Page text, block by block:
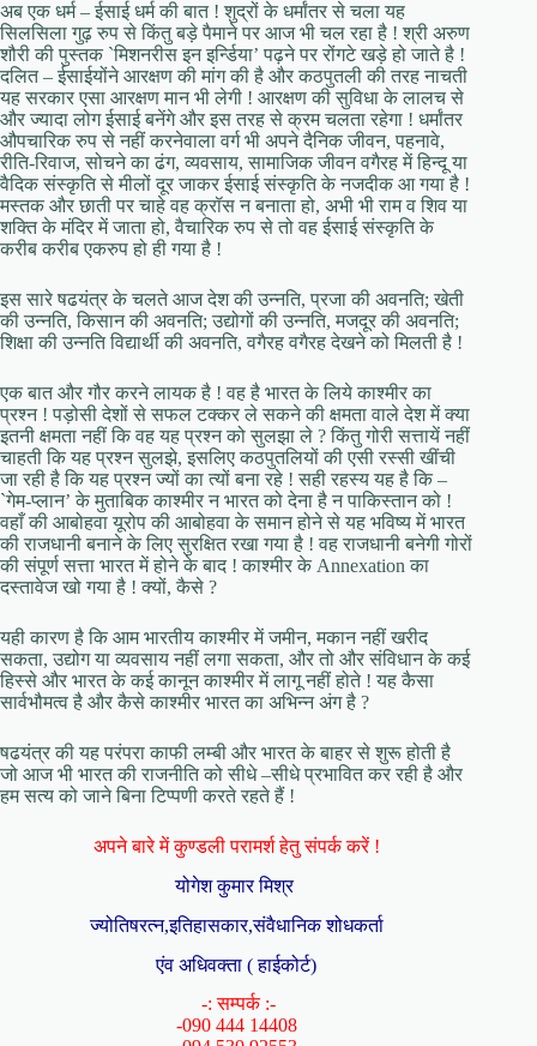
अब एक धर्म – ईसाई धर्म की बात ! शुद्रों के धर्मांतर से चला यह
सिलसिला गुढ़ रुप से किंतु बड़े पैमाने पर आज भी चल रहा है ! श्री अरुण
शौरी की पुस्तक `मिशनरीस इन इर्न्डिया’ पढ़ने पर रोंगटे खड़े हो जाते है !
दलित – ईसाईयोंने आरक्षण की मांग की है और कठपुतली की तरह नाचती
यह सरकार एसा आरक्षण मान भी लेगी ! आरक्षण की सुविधा के लालच से
और ज्यादा लोग ईसाई बनेंगे और इस तरह से क्रम चलता रहेगा ! धर्मांतर
औपचारिक रुप से नहीं करनेवाला वर्ग भी अपने दैनिक जीवन, पहनावे,
रीति-रिवाज, सोचने का ढंग, व्यवसाय, सामाजिक जीवन वगैरह में हिन्दू या
वैदिक संस्कृति से मीलों दूर जाकर ईसाई संस्कृति के नजदीक आ गया है !
मस्तक और छाती पर चाहे वह क्रॉस न बनाता हो, अभी भी राम व शिव या
शक्ति के मंदिर में जाता हो, वैचारिक रुप से तो वह ईसाई संस्कृति के
करीब करीब एकरुप हो ही गया है !
इस सारे षढयंत्र के चलते आज देश की उन्नति, प्रजा की अवनति; खेती
की उन्नति, किसान की अवनति; उद्योगों की उन्नति, मजदूर की अवनति;
शिक्षा की उन्नति विद्यार्थी की अवनति, वगैरह वगैरह देखने को मिलती है !
एक बात और गौर करने लायक है ! वह है भारत के लिये काश्मीर का
प्रश्न ! पड़ोसी देशों से सफल टक्कर ले सकने की क्षमता वाले देश में क्या
इतनी क्षमता नहीं कि वह यह प्रश्न को सुलझा ले ? किंतु गोरी सत्तायें नहीं
चाहती कि यह प्रश्न सुलझे, इसलिए कठपुतलियों की एसी रस्सी खींची
जा रही है कि यह प्रश्न ज्यों का त्यों बना रहे ! सही रहस्य यह है कि –
`गेम-प्लान’ के मुताबिक काश्मीर न भारत को देना है न पाकिस्तान को !
वहाँ की आबोहवा यूरोप की आबोहवा के समान होने से यह भविष्य में भारत
की राजधानी बनाने के लिए सुरक्षित रखा गया है ! वह राजधानी बनेगी गोरों
की संपूर्ण सत्ता भारत में होने के बाद ! काश्मीर के Annexation का
दस्तावेज खो गया है ! क्यों, कैसे ?
यही कारण है कि आम भारतीय काश्मीर में जमीन, मकान नहीं खरीद
सकता, उद्योग या व्यवसाय नहीं लगा सकता, और तो और संविधान के कई
हिस्से और भारत के कई कानून काश्मीर में लागू नहीं होते ! यह कैसा
सार्वभौमत्व है और कैसे काश्मीर भारत का अभिन्न अंग है ?
षढयंत्र की यह परंपरा काफी लम्बी और भारत के बाहर से शुरू होती है
जो आज भी भारत की राजनीति को सीधे –सीधे प्रभावित कर रही है और
हम सत्य को जाने बिना टिप्पणी करते रहते हैं !
अपने बारे में कुण्डली परामर्श हेतु संपर्क करें !
योगेश कुमार मिश्र
ज्योतिषरत्न,इतिहासकार,संवैधानिक शोधकर्ता
एंव अधिवक्ता ( हाईकोर्ट)
-: सम्पर्क :-
-090 444 14408